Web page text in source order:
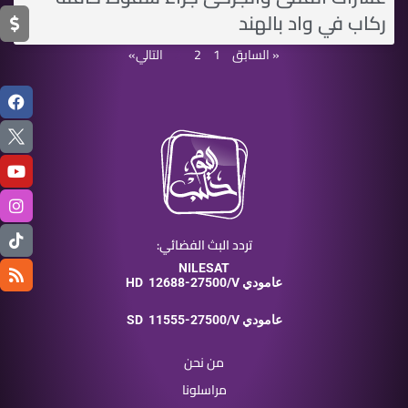
ركاب في واد بالهند
« السابق 1
2 التالي»
تردد البث الفضائي:
NILESAT
HD
12688-27500/V عامودي
SD 11555-27500/V عامودي
من نحن
مراسلونا